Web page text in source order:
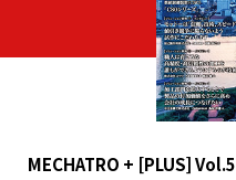
MECHATRO + [PLUS] Vol.5